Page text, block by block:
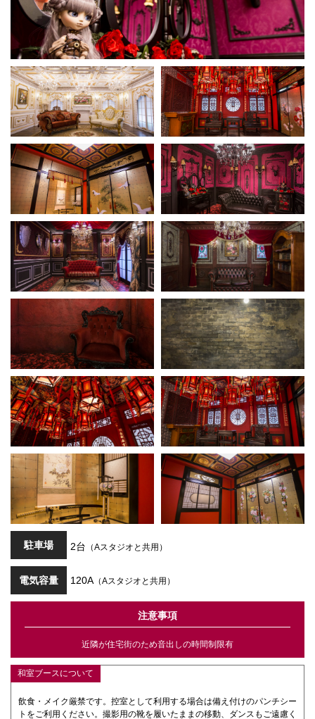
駐車場 2台 （Aスタジオと共用）
電気容量 120A （Aスタジオと共用）
注意事項
近隣が住宅街のため音出しの時間制限有
和室ブースについて
飲食・メイク厳禁です。控室として利用する場合は備え付けのパンチシー
トをご利用ください。撮影用の靴を履いたままの移動、ダンスもご遠慮く